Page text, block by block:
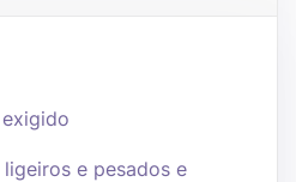
e pesados e